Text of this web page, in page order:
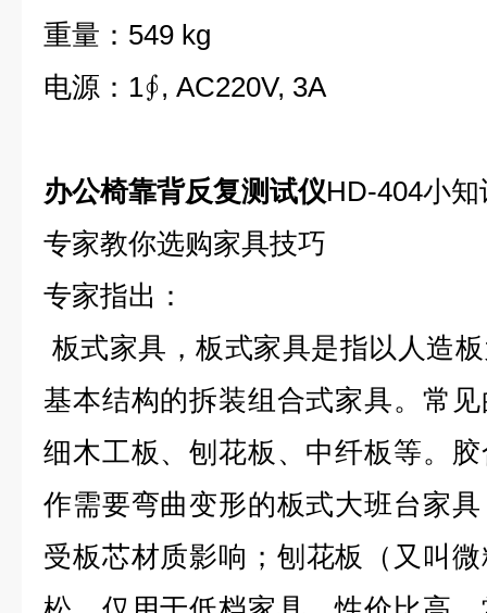
重量：549 kg
电源：1∮, AC220V, 3A
办公椅靠背反复测试仪HD-404小知
专家教你选购家具技巧
专家指出：
板式家具，板式家具是指以人造
基本结构的拆装组合式家具。常
细木工板、刨花板、中纤板等。
作需要弯曲变形的板式大班台家
受板芯材质影响；刨花板（又叫